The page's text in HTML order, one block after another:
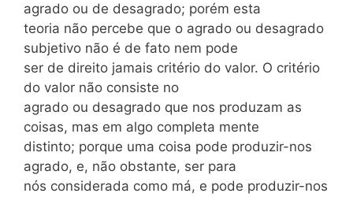
agrado ou de desagrado; porém esta
teoria não percebe que o agrado ou desagrado
subjetivo não é de fato nem pode
ser de direito jamais critério do valor. O critério
do valor não consiste no
agrado ou desagrado que nos produzam as
coisas, mas em algo completa mente
distinto; porque uma coisa pode produzir-nos
agrado, e, não obstante, ser para
nós considerada como má, e pode produzir-nos